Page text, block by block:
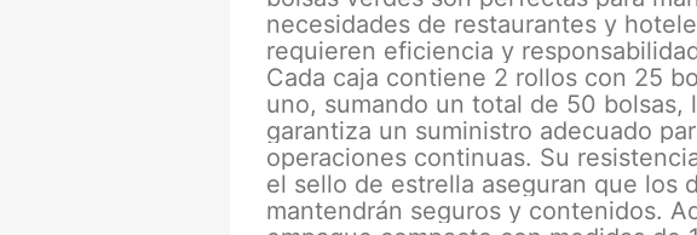
necesidades de restaurantes y
requieren eficiencia y
Cada caja contiene 2 rollos con 25
uno, sumando un total de 50 bolsas,
garantiza un suministro adecuado
operaciones continuas. Su
el sello de estrella aseguran que los
mantendrán seguros y contenidos.